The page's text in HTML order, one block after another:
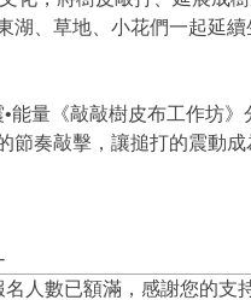
湖、草地、小花們一起延續
能量《敲敲樹皮布工作坊
節奏敲擊，讓搥打的震動
名人數已額滿，感謝您的支